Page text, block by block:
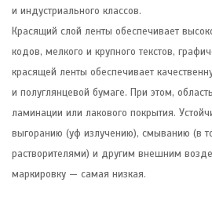
и индустриального классов.
Красящий слой ленты обеспечивает
кодов, мелкого и крупного текстов,
красящей ленты обеспечивает
и полуглянцевой бумаге. При этом,
ламинации или лакового покрытия.
выгоранию (уф излучению), смыванию (в
растворителями) и другим внешним
маркировку — самая низкая.